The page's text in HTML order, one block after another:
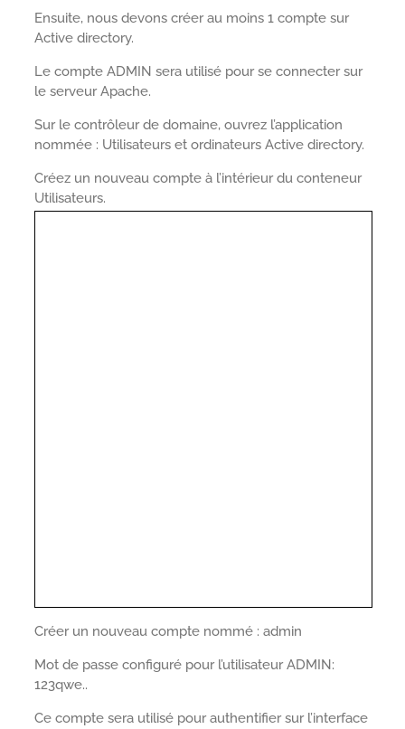
Ensuite, nous devons créer au moins 1 compte sur
Active directory.
Le compte ADMIN sera utilisé pour se connecter sur
le serveur Apache.
Sur le contrôleur de domaine, ouvrez l’application
nommée : Utilisateurs et ordinateurs Active directory.
Créez un nouveau compte à l’intérieur du conteneur
Utilisateurs.
Créer un nouveau compte nommé : admin
Mot de passe configuré pour l’utilisateur ADMIN:
123qwe..
Ce compte sera utilisé pour authentifier sur l’interface